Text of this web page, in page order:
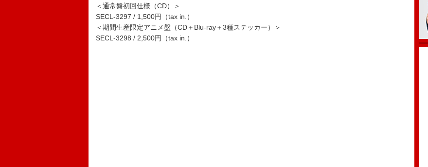
＜通常盤初回仕様（CD）＞
SECL-3297 / 1,500円（tax in.）
＜期間生産限定アニメ盤（CD＋Blu-ray＋3種ステッカー）＞
SECL-3298 / 2,500円（tax in.）